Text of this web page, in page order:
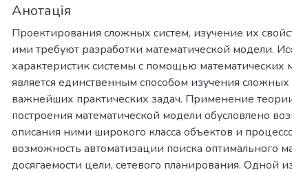
Анотація
Проектирования сложных систем, изучение их
ими требуют разработки математической модели.
характеристик системы с помощью математических
является единственным способом изучения
важнейших практических задач. Применение
построения математической модели обусловлено
описания ними широкого класса объектов и
возможность автоматизации поиска оптимального
досягаемости цели, сетевого планирования. Одной